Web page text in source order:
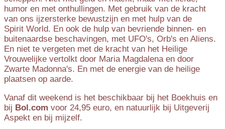
humor en met onthullingen. Met gebruik van de kracht
van ons ijzersterke bewustzijn en met hulp van de
Spirit World. En ook de hulp van bevriende binnen- en
buitenaardse beschavingen, met UFO's, Orb's en Aliens.
En niet te vergeten met de kracht van het Heilige
Vrouwelijke vertolkt door Maria Magdalena en door
Zwarte Madonna's. En met de energie van de heilige
plaatsen op aarde.
Vanaf dit weekend is het beschikbaar bij het Boekhuis en
bij Bol.com voor 24,95 euro, en natuurlijk bij Uitgeverij
Aspekt en bij mijzelf.